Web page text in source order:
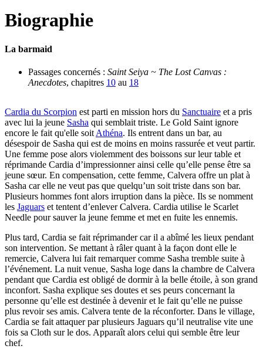
Biographie
La barmaid
Passages concernés : Saint Seiya ~ The Lost Canvas :
Anecdotes, chapitres 10 au 18
Cardia du Scorpion est parti en mission hors du Sanctuaire et a pris
avec lui la jeune Sasha qui semblait triste. Le Gold Saint ignore
encore le fait qu'elle soit Athéna. Ils entrent dans un bar, au
désespoir de Sasha qui est de moins en moins rassurée et veut partir.
Une femme pose alors violemment des boissons sur leur table et
réprimande Cardia d’impressionner ainsi celle qu’elle pense être sa
jeune sœur. En compensation, cette femme, Calvera offre un plat à
Sasha car elle ne veut pas que quelqu’un soit triste dans son bar.
Plusieurs hommes font alors irruption dans la pièce. Ils se nomment
les Jaguars et tentent d’enlever Calvera. Cardia utilise le Scarlet
Needle pour sauver la jeune femme et met en fuite les ennemis.
Plus tard, Cardia se fait réprimander car il a abîmé les lieux pendant
son intervention. Se mettant à râler quant à la façon dont elle le
remercie, Calvera lui fait remarquer comme Sasha tremble suite à
l’événement. La nuit venue, Sasha loge dans la chambre de Calvera
pendant que Cardia est obligé de dormir à la belle étoile, à son grand
inconfort. Sasha explique ses doutes et ses peurs concernant la
personne qu’elle est destinée à devenir et le fait qu’elle ne puisse
plus revoir ses amis. Calvera tente de la réconforter. Dans le village,
Cardia se fait attaquer par plusieurs Jaguars qu’il neutralise vite une
fois sa Cloth sur le dos. Apparaît alors celui qui semble être leur
chef.